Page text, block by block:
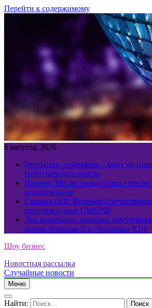
Перейти к содержимому
6 августа, 2026
Операция «преемник»: кому на
хотел передать власть
Почему 300 лет назад слово
оскорблением
Главная ОПГ Великой
проглядел даже СМЕРШ
Два казнённых монарха:
жизни Николая II и Людовика XVI
Шоу бизнес
Новостная рассылка
Случайные новости
Меню
Найти: